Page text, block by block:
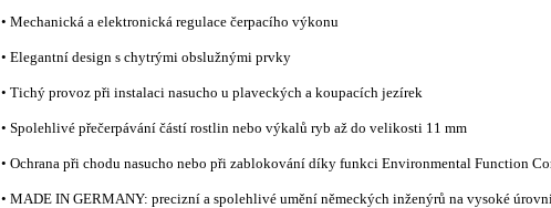
• Mechanická a elektronická regulace čerpacího výkonu
• Elegantní design s chytrými obslužnými prvky
• Tichý provoz při instalaci nasucho u plaveckých a koupacích jezírek
• Spolehlivé přečerpávání částí rostlin nebo výkalů ryb až do velikosti 11 mm
• Ochrana při chodu nasucho nebo při zablokování díky funkci Environmental Function
• MADE IN GERMANY: precizní a spolehlivé umění německých inženýrů na vysoké